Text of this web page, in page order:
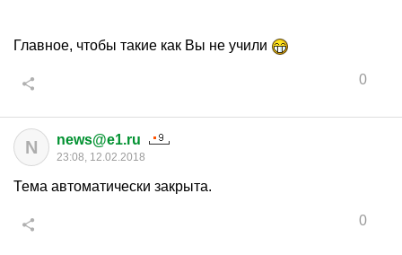
Главное, чтобы такие как Вы не учили
0
N news@e1.ru
23:08, 12.02.2018
Тема автоматически закрыта.
0